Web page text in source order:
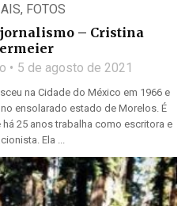
, FOTOS
– Cristina
5 de agosto de 2021
na Cidade do México em 1966 e
ensolarado estado de Morelos. É
25 anos trabalha como escritora e
Ela ...